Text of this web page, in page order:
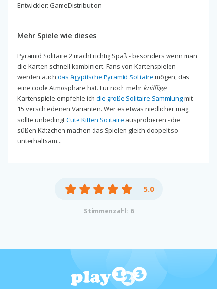
Entwickler: GameDistribution
Mehr Spiele wie dieses
Pyramid Solitaire 2 macht richtig Spaß - besonders wenn man
die Karten schnell kombiniert. Fans von Kartenspielen
werden auch das ägyptische Pyramid Solitaire mögen, das
eine coole Atmosphäre hat. Für noch mehr knifflige
Kartenspiele empfehle ich die große Solitaire Sammlungmit
15 verschiedenen Varianten. Wer es etwas niedlicher mag,
sollte unbedingtCute Kitten Solitaire ausprobieren - die
süßen Kätzchen machen das Spielen gleich doppelt so
unterhaltsam...
5.0
Stimmenzahl: 6